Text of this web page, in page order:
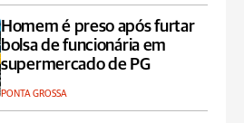
Homem é preso após furtar
bolsa de funcionária em
supermercado de PG
PONTA GROSSA